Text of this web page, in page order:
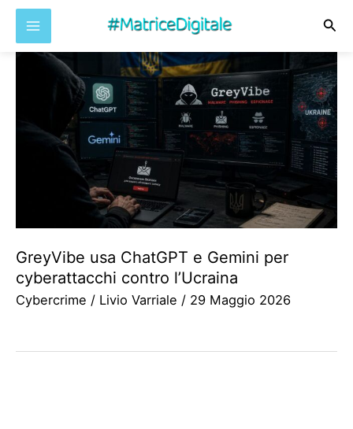
GreyVibe usa ChatGPT e Gemini per
cyberattacchi contro l’Ucraina
Cybercrime / Livio Varriale / 29 Maggio 2026